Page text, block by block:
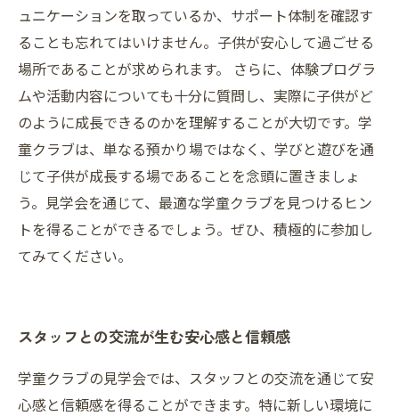
ュニケーションを取っているか、サポート体制を確認す
ることも忘れてはいけません。子供が安心して過ごせる
場所であることが求められます。 さらに、体験プログラ
ムや活動内容についても十分に質問し、実際に子供がど
のように成長できるのかを理解することが大切です。学
童クラブは、単なる預かり場ではなく、学びと遊びを通
じて子供が成長する場であることを念頭に置きましょ
う。見学会を通じて、最適な学童クラブを見つけるヒン
トを得ることができるでしょう。ぜひ、積極的に参加し
てみてください。
スタッフとの交流が生む安心感と信頼感
学童クラブの見学会では、スタッフとの交流を通じて安
心感と信頼感を得ることができます。特に新しい環境に